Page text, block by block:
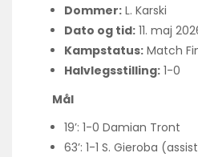
Dommer: L. Karski
Dato og tid: 11. maj
Kampstatus: Match
Halvlegsstilling: 1-0
Mål
19’: 1-0 Damian Tront
63’: 1-1 S. Gieroba